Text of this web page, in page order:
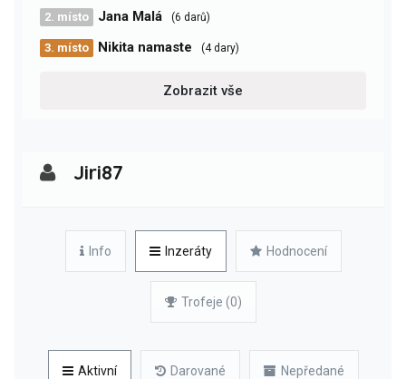
2. místo Jana Malá (6 darů)
3. místo Nikita namaste (4 dary)
Zobrazit vše
Jiri87
Info Inzeráty Hodnocení
Trofeje (0)
Aktivní Darované Nepředané